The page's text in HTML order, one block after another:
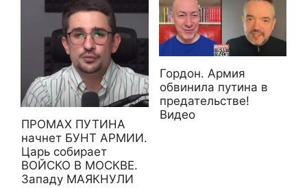
ПРОМАХ ПУТИНА
начнет БУНТ АРМИИ.
Царь собирает
ВОЙСКО В МОСКВЕ.
Западу МАЯКНУЛИ
Гордон. Армия
обвинила путина в
предательстве!
Видео